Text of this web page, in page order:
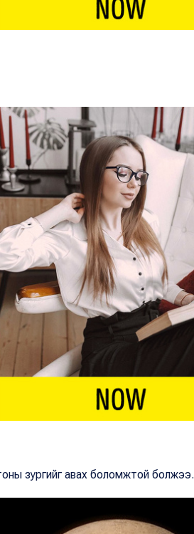
зургийг авах боломжтой болжээ.